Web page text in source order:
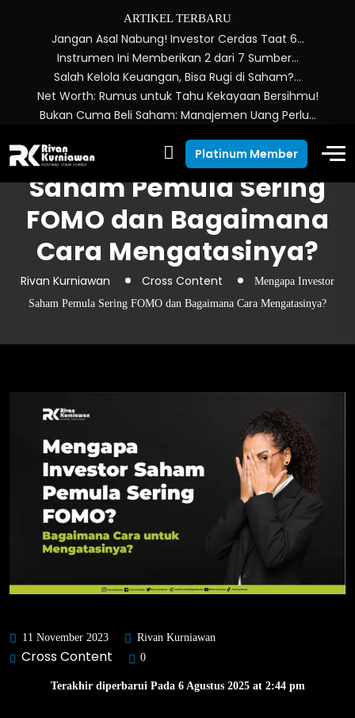
ARTIKEL TERBARU
Jangan Asal Nabung! Investor Cerdas Taat 6…
Instrumen Ini Memberikan 2 dari 7 Sumber…
Salah Kelola Keuangan, Bisa Rugi di Saham?…
Net Worth: Rumus untuk Tahu Kekayaan Bersihmu!
Bukan Cuma Beli Saham: Manajemen Uang Perlu…
Platinum Member
Mengapa Investor
Saham Pemula Sering
FOMO dan Bagaimana
Cara Mengatasinya?
Rivan Kurniawan Cross Content
Mengapa Investor
Saham Pemula Sering FOMO dan Bagaimana Cara Mengatasinya?
11 November 2023 Rivan Kurniawan
Cross Content 0
Terakhir diperbarui Pada 6 Agustus 2025 at 2:44 pm